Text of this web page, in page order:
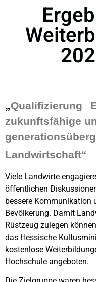
„Qualifizierung
zukunftsfähige
Landwirtschaft“
Viele Landwirte
öffentlichen
bessere Kommunikation
Bevölkerung. Damit
Rüstzeug zulegen
das Hessische
kostenlose
Hochschule angeboten.